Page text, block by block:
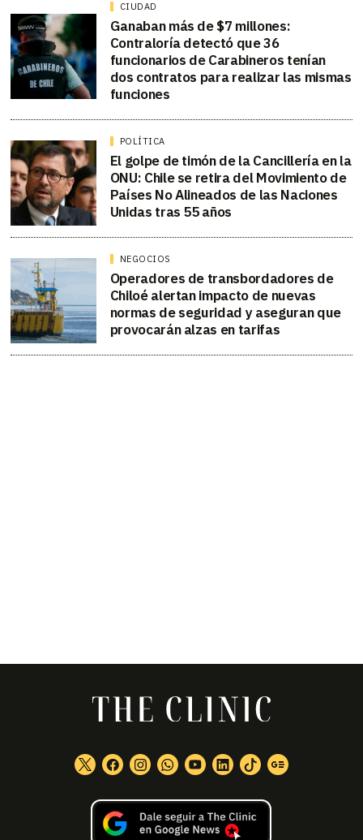
CIUDAD
Ganaban más de $7 millones:
Contraloría detectó que 36
funcionarios de Carabineros tenían
dos contratos para realizar las mismas
funciones
POLÍTICA
El golpe de timón de la Cancillería en la
ONU: Chile se retira del Movimiento de
Países No Alineados de las Naciones
Unidas tras 55 años
NEGOCIOS
Operadores de transbordadores de
Chiloé alertan impacto de nuevas
normas de seguridad y aseguran que
provocarán alzas en tarifas